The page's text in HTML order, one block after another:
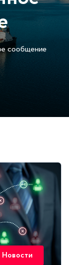
сообщение
Новости